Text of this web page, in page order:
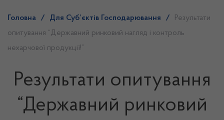
Головна / Для Суб’єктів Господарювання /
Результати
опитування “Державний ринковий нагляд і контроль
нехарчової продукції!”
Результати опитування
“Державний ринковий